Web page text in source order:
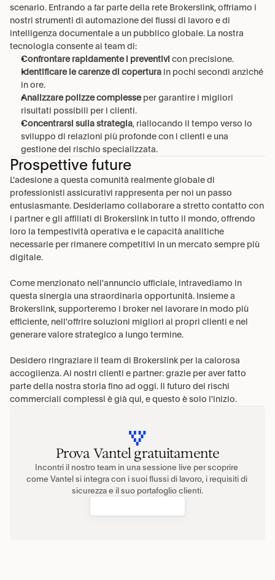
scenario. Entrando a far parte della rete Brokerslink, offriamo i
nostri strumenti di automazione dei flussi di lavoro e di
intelligenza documentale a un pubblico globale. La nostra
tecnologia consente ai team di:
Confrontare rapidamente i preventivi con precisione.
Identificare le carenze di copertura in pochi secondi anziché
in ore.
Analizzare polizze complesse per garantire i migliori
risultati possibili per i clienti.
Concentrarsi sulla strategia, riallocando il tempo verso lo
sviluppo di relazioni più profonde con i clienti e una
gestione del rischio specializzata.
Prospettive future
L'adesione a questa comunità realmente globale di
professionisti assicurativi rappresenta per noi un passo
entusiasmante. Desideriamo collaborare a stretto contatto con
i partner e gli affiliati di Brokerslink in tutto il mondo, offrendo
loro la tempestività operativa e le capacità analitiche
necessarie per rimanere competitivi in un mercato sempre più
digitale.
Come menzionato nell'annuncio ufficiale, intravediamo in
questa sinergia una straordinaria opportunità. Insieme a
Brokerslink, supporteremo i broker nel lavorare in modo più
efficiente, nell'offrire soluzioni migliori ai propri clienti e nel
generare valore strategico a lungo termine.
Desidero ringraziare il team di Brokerslink per la calorosa
accoglienza. Ai nostri clienti e partner: grazie per aver fatto
parte della nostra storia fino ad oggi. Il futuro dei rischi
commerciali complessi è già qui, e questo è solo l'inizio.
Prova Vantel gratuitamente
Incontri il nostro team in una sessione live per scoprire
come Vantel si integra con i suoi flussi di lavoro, i requisiti di
sicurezza e il suo portafoglio clienti.